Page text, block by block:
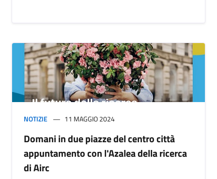
NOTIZIE 11 MAGGIO 2024
Domani in due piazze del centro città
appuntamento con l'Azalea della ricerca
di Airc